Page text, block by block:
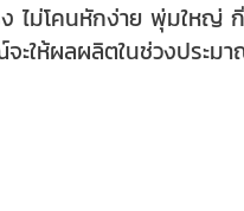
ไม่โคนหักง่าย พุ่มใหญ่
ให้ผลผลิตในช่วงประ